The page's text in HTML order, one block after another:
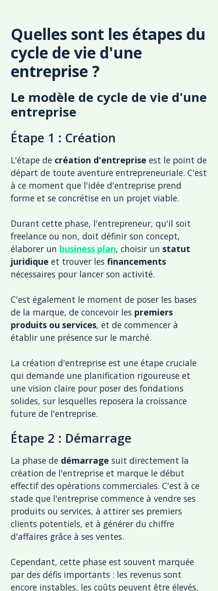
Quelles sont les étapes du
cycle de vie d'une
entreprise ?
Le modèle de cycle de vie d'une
entreprise
Étape 1 : Création
L'étape de création d'entreprise est le point de
départ de toute aventure entrepreneuriale. C'est
à ce moment que l'idée d'entreprise prend
forme et se concrétise en un projet viable.
Durant cette phase, l'entrepreneur, qu'il soit
freelance ou non, doit définir son concept,
élaborer un business plan, choisir unstatut
juridiqueet trouver lesfinancements
nécessaires pour lancer son activité.
C'est également le moment de poser les bases
de la marque, de concevoir les premiers
produits ou services, et de commencer à
établir une présence sur le marché.
La création d'entreprise est une étape cruciale
qui demande une planification rigoureuse et
une vision claire pour poser des fondations
solides, sur lesquelles reposera la croissance
future de l'entreprise.
Étape 2 : Démarrage
La phase de démarrage suit directement la
création de l'entreprise et marque le début
effectif des opérations commerciales. C'est à ce
stade que l'entreprise commence à vendre ses
produits ou services, à attirer ses premiers
clients potentiels, et à générer du chiffre
d'affaires grâce à ses ventes.
Cependant, cette phase est souvent marquée
par des défis importants : les revenus sont
encore instables, les coûts peuvent être élevés,